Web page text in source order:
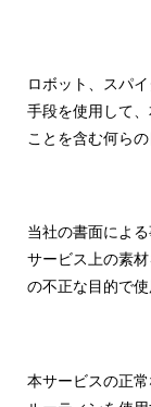
ロボット、スパ
手段を使用して
ことを含む何ら
当社の書面によ
サービス上の素
の不正な目的で使
本サービスの正